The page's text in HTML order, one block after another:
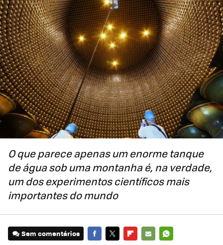
O que parece apenas um enorme tanque
de água sob uma montanha é, na verdade,
um dos experimentos científicos mais
importantes do mundo
Sem comentários